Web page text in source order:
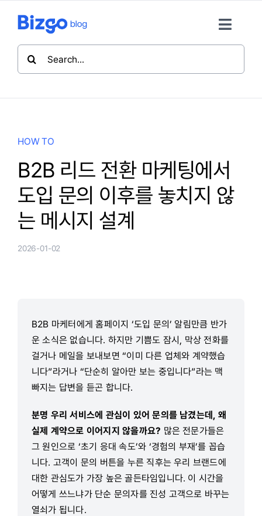
뛰
Toggle
비즈고 홈
HOW TO
B2B 리드 전환 마케팅에서
도입 문의 이후를 놓치지 않
는 메시지 설계
2026-01-02
B2B 마케터에게 홈페이지 ‘도입 문의’ 알림만큼 반가
운 소식은 없습니다. 하지만 기쁨도 잠시, 막상 전화를
걸거나 메일을 보내보면 “이미 다른 업체와 계약했습
니다”라거나 “단순히 알아만 보는 중입니다”라는 맥
빠지는 답변을 듣곤 합니다.
분명 우리 서비스에 관심이 있어 문의를 남겼는데, 왜
실제 계약으로 이어지지 않을까요? 많은 전문가들은
그 원인으로 ‘초기 응대 속도’와 ‘경험의 부재’를 꼽습
니다. 고객이 문의 버튼을 누른 직후는 우리 브랜드에
대한 관심도가 가장 높은 골든타임입니다. 이 시간을
어떻게 쓰느냐가 단순 문의자를 진성 고객으로 바꾸는
열쇠가 됩니다.